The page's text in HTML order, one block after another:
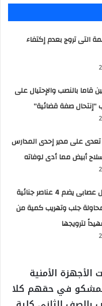
التى تروج بعدم إكتفاء
بالنصب والإحتيال على
“إنتحال صفة قضائية”
على مدير إحدى المدارس
أبيض مما أدى لوفاته
القبض على تشكيل عصابى يضم 4 عناصر جنائية
جلب وتهريب كمية من
لترويجها
الأمنية
في حقهم كلا